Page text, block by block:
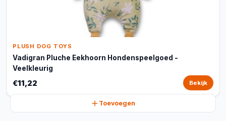
PLUSH DOG TOYS
Vadigran Pluche Eekhoorn Hondenspeelgoed -
Veelkleurig
€11,22 Bekijk
Toevoegen